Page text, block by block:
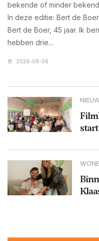
bekende of minder
In deze editie: Bert de
Bert de Boer, 45 jaar. Ik
hebben drie...
2026-08-06